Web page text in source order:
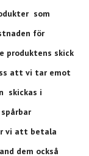
som
för
produktens skick
att vi tar emot
skickas i
vi att betala
dem också